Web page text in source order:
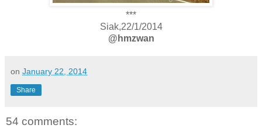
***
Siak,22/1/2014
@hmzwan
on January 22, 2014
Share
54 comments: